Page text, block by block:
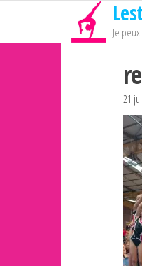
contenu
Je peux
21